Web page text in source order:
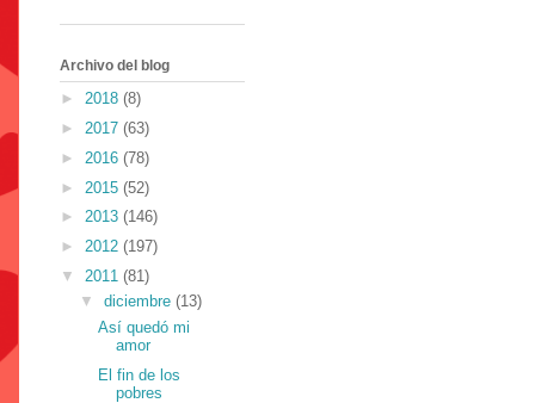
Archivo del blog
► 2018 (8)
► 2017 (63)
► 2016 (78)
► 2015 (52)
► 2013 (146)
► 2012 (197)
▼ 2011 (81)
▼ diciembre (13)
Así quedó mi
amor
El fin de los
pobres